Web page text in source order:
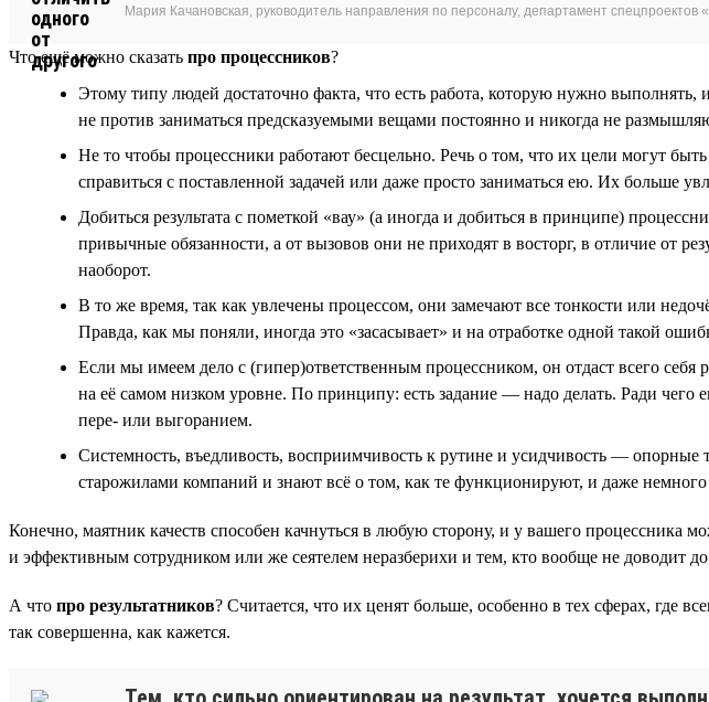
Мария Качановская, руководитель направления по персоналу, департамент
Что ещё можно сказать про процессников?
Этому типу людей достаточно факта, что есть работа, которую нужно
не против заниматься предсказуемыми вещами постоянно и никогда не
Не то чтобы процессники работают бесцельно. Речь о том, что их цели могут
справиться с поставленной задачей или даже просто заниматься ею. Их больше
Добиться результата с пометкой «вау» (а иногда и добиться в принципе)
привычные обязанности, а от вызовов они не приходят в восторг, в отличие от
наоборот.
В то же время, так как увлечены процессом, они замечают все тонкости или
Правда, как мы поняли, иногда это «засасывает» и на отработке одной такой
Если мы имеем дело с (гипер)ответственным процессником, он отдаст всего себя
на её самом низком уровне. По принципу: есть задание — надо делать. Ради чего
пере- или выгоранием.
Системность, въедливость, восприимчивость к рутине и усидчивость — опорные
старожилами компаний и знают всё о том, как те функционируют, и даже
Конечно, маятник качеств способен качнуться в любую сторону, и у вашего
и эффективным сотрудником или же сеятелем неразберихи и тем, кто вообще не доводит
А что про результатников? Считается, что их ценят больше, особенно в тех сферах, где
так совершенна, как кажется.